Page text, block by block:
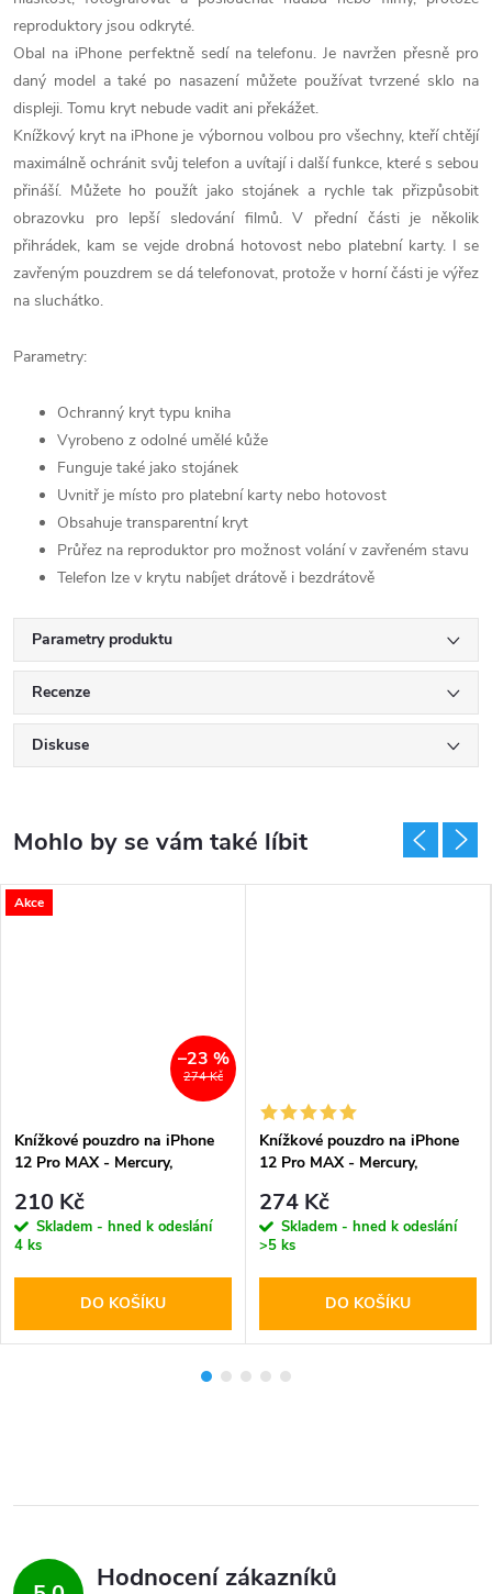
reproduktory jsou odkryté.
Obal na iPhone perfektně sedí na telefonu. Je navržen přesně pro
daný model a také po nasazení můžete používat tvrzené sklo na
displeji. Tomu kryt nebude vadit ani překážet.
Knížkový kryt na iPhone je výbornou volbou pro všechny, kteří chtějí
maximálně ochránit svůj telefon a uvítají i další funkce, které s sebou
přináší. Můžete ho použít jako stojánek a rychle tak přizpůsobit
obrazovku pro lepší sledování filmů. V přední části je několik
přihrádek, kam se vejde drobná hotovost nebo platební karty. I se
zavřeným pouzdrem se dá telefonovat, protože v horní části je výřez
na sluchátko.
Parametry:
Ochranný kryt typu kniha
Vyrobeno z odolné umělé kůže
Funguje také jako stojánek
Uvnitř je místo pro platební karty nebo hotovost
Obsahuje transparentní kryt
Průřez na reproduktor pro možnost volání v zavřeném stavu
Telefon lze v krytu nabíjet drátově i bezdrátově
Parametry produktu
Recenze
Diskuse
Akce
274 Kč
–23 %
Knížkové pouzdro na iPhone
12 Pro MAX - Mercury,
210 Kč
Skladem - hned k odeslání
4 ks
DO KOŠÍKU
Knížkové pouzdro na iPhone
12 Pro MAX - Mercury,
274 Kč
Skladem - hned k odeslání
>5 ks
DO KOŠÍKU
Hodnocení zákazníků